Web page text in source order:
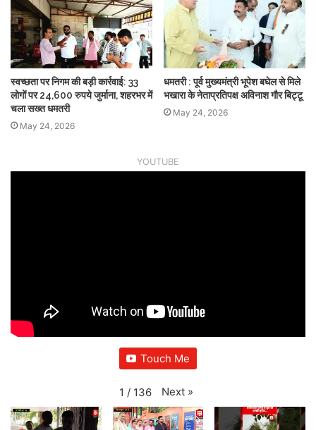
स्वच्छता पर निगम की बड़ी कार्रवाई: 33
लोगों पर 24,600 रुपये जुर्माना, शहरभर में
चला सख्त धमतरी
May 24, 2026
धमतरी : पूर्व मुख्यमंत्री भूपेश बघेल से मिले
भखारा के नेताप्रतिपक्ष अविनाश गौर बिट्टू
May 24, 2026
YOUTUBE
Touch Me
1 / 136 Next »